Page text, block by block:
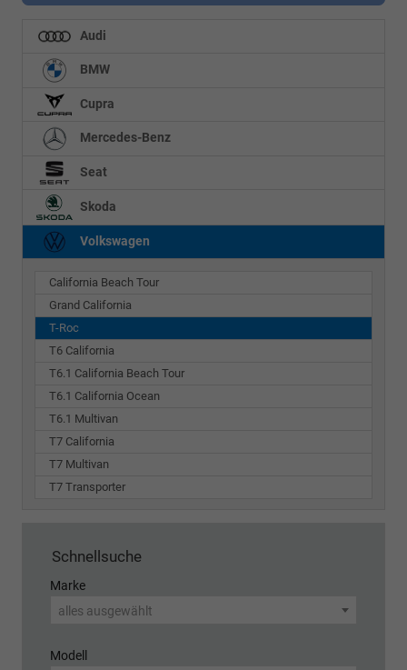
Audi
BMW
Cupra
Mercedes-Benz
Seat
Skoda
Volkswagen
California Beach Tour
Grand California
T-Roc
T6 California
T6.1 California Beach Tour
T6.1 California Ocean
T6.1 Multivan
T7 California
T7 Multivan
T7 Transporter
Schnellsuche
Marke
alles ausgewählt
Modell